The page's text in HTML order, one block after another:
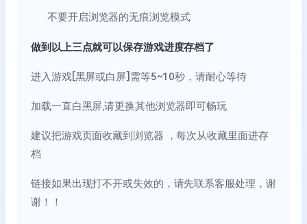
不要开启浏览器的无痕浏览模式
做到以上三点就可以保存游戏进度存档了
进入游戏[黑屏或白屏]需等5~10秒，请耐心等待
加载一直白黑屏,请更换其他浏览器即可畅玩
建议把游戏页面收藏到浏览器 ，每次从收藏里面进存
档
链接如果出现打不开或失效的，请先联系客服处理，谢
谢！！